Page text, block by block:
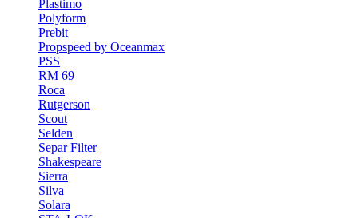
Plastimo
Polyform
Prebit
Propspeed by Oceanmax
PSS
RM 69
Roca
Rutgerson
Scout
Selden
Separ Filter
Shakespeare
Sierra
Silva
Solara